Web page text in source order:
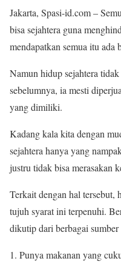
Jakarta, Spasi-id.com –
bisa sejahtera guna
mendapatkan semua itu ada
Namun hidup sejahtera
sebelumnya, ia mesti
yang dimiliki.
Kadang kala kita dengan
sejahtera hanya yang
justru tidak bisa merasakan
Terkait dengan hal tersebut,
tujuh syarat ini terpenuhi.
dikutip dari berbagai sumber
Punya makanan yang